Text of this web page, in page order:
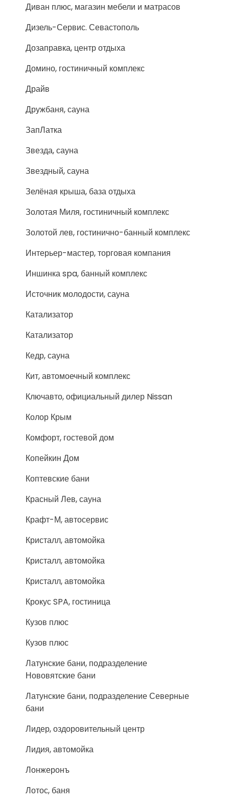
Диван плюс, магазин мебели и матрасов
Дизель-Сервис. Севастополь
Дозаправка, центр отдыха
Домино, гостиничный комплекс
Драйв
Дружбаня, сауна
ЗапЛатка
Звезда, сауна
Звездный, сауна
Зелёная крыша, база отдыха
Золотая Миля, гостиничный комплекс
Золотой лев, гостинично-банный комплекс
Интерьер-мастер, торговая компания
Иншинка spa, банный комплекс
Источник молодости, сауна
Катализатор
Катализатор
Кедр, сауна
Кит, автомоечный комплекс
Ключавто, официальный дилер Nissan
Колор Крым
Комфорт, гостевой дом
Копейкин Дом
Коптевские бани
Красный Лев, сауна
Крафт-М, автосервис
Кристалл, автомойка
Кристалл, автомойка
Кристалл, автомойка
Крокус SPA, гостиница
Кузов плюс
Кузов плюс
Латунские бани, подразделение
Нововятские бани
Латунские бани, подразделение Северные
бани
Лидер, оздоровительный центр
Лидия, автомойка
Лонжеронъ
Лотос, баня